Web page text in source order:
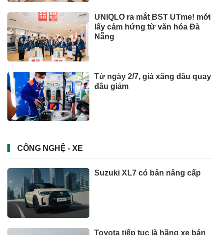
UNIQLO ra mắt BST UTme! mới
lấy cảm hứng từ văn hóa Đà
Nẵng
Từ ngày 2/7, giá xăng dầu quay
đầu giảm
CÔNG NGHỆ - XE
Suzuki XL7 có bản nâng cấp
Toyota tiếp tục là hãng xe bán